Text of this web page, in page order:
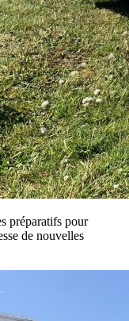
préparatifs pour
de nouvelles